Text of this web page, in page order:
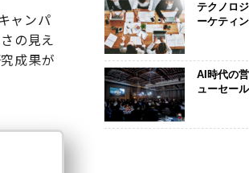
ャンパ
の見え
成果が
テクノロ
ーケティ
AI時代の
ューセー